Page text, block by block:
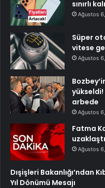
sınırlı
Ağustos
Süper
vitese
Ağustos
arbede
Ağustos
Fatma
Ağustos
Dışişleri Bakanlığı’ndan
Yıl Dönümü Mesajı